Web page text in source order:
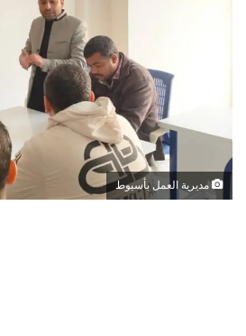
مديرية العمل بأسيوط